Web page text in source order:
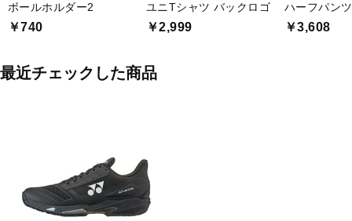
ボールホルダー2
￥740
ユニTシャツ バックロゴ
￥2,999
ハーフパン
￥3,608
最近チェックした商品